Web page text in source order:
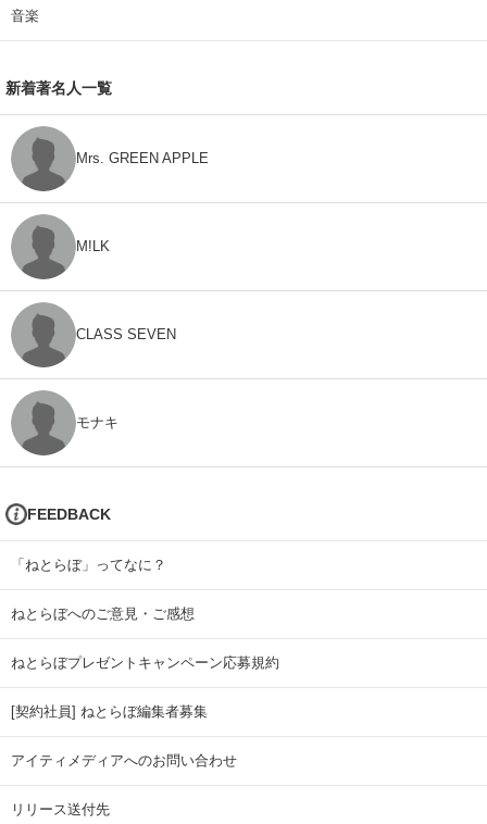
音楽
新着著名人一覧
Mrs. GREEN APPLE
M!LK
CLASS SEVEN
モナキ
FEEDBACK
「ねとらぼ」ってなに？
ねとらぼへのご意見・ご感想
ねとらぼプレゼントキャンペーン応募規約
[契約社員] ねとらぼ編集者募集
アイティメディアへのお問い合わせ
リリース送付先